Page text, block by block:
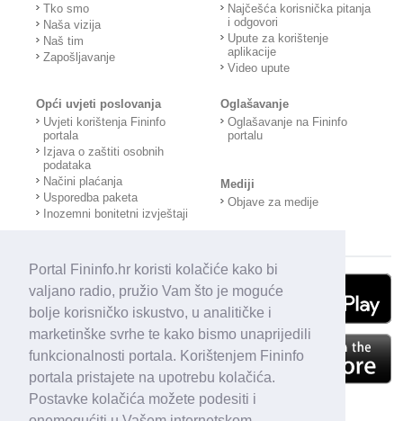
Portal Fininfo.hr koristi kolačiće kako bi
valjano radio, pružio Vam što je moguće
bolje korisničko iskustvo, u analitičke i
marketinške svrhe te kako bismo unaprijedili
funkcionalnosti portala. Korištenjem Fininfo
portala pristajete na upotrebu kolačića.
Postavke kolačića možete podesiti i
Tko smo
Naša vizija
Naš tim
Zapošljavanje
Najčešća korisnička pitanja
i odgovori
Upute za korištenje
aplikacije
Video upute
Opći uvjeti poslovanja
Uvjeti korištenja Fininfo
portala
Izjava o zaštiti osobnih
podataka
Načini plaćanja
Usporedba paketa
Inozemni bonitetni izvještaji
Oglašavanje
Oglašavanje na Fininfo
portalu
Mediji
Objave za medije